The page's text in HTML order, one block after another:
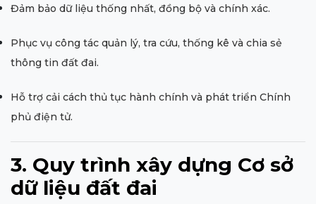
Đảm bảo dữ liệu thống nhất, đồng bộ và chính xác.
Phục vụ công tác quản lý, tra cứu, thống kê và chia sẻ
thông tin đất đai.
Hỗ trợ cải cách thủ tục hành chính và phát triển Chính
phủ điện tử.
3. Quy trình xây dựng Cơ sở
dữ liệu đất đai